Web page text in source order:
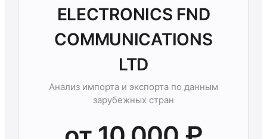
ELECTRONICS FND
COMMUNICATIONS
LTD
Анализ импорта и экспорта по данным
зарубежных стран